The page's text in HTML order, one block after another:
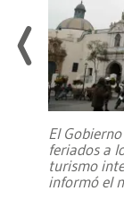
El
feriados a
turismo
informó el